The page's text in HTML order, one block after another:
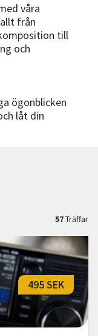
våra
från
till
och
ögonblicken
låt din
57Träffar
495 SEK